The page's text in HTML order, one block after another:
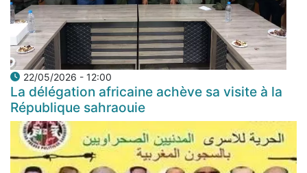
22/05/2026 - 12:00
La délégation africaine achève sa visite à la
République sahraouie